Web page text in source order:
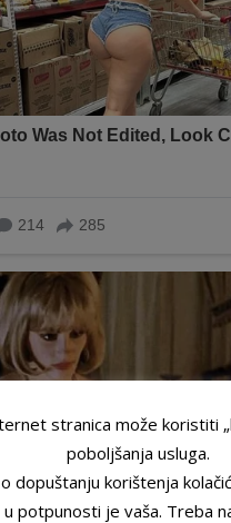
stranica može koristiti
poboljšanja usluga.
dopuštanju korištenja
potpunosti je vaša. Treba